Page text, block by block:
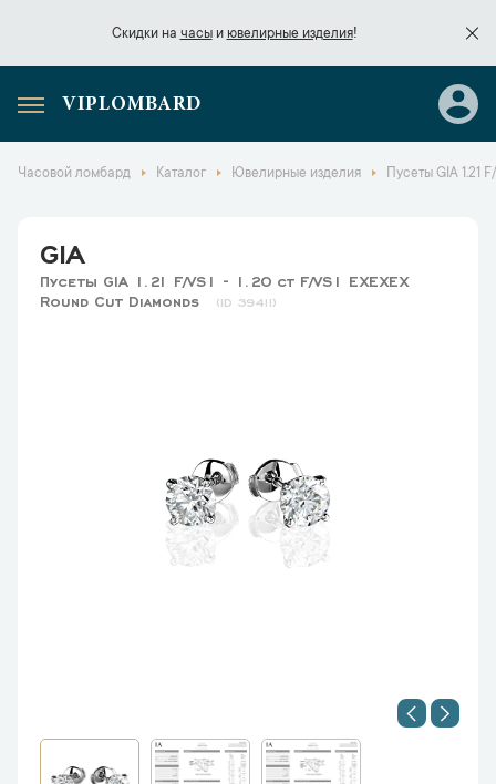
Скидки на часыи ювелирные изделия!
Скидки начасы
VIPLOMBARD
Часовой ломбард Каталог Ювелирные изделия Пусеты GIA 1.21
GIA
Пусеты GIA 1.21 F/VS1 - 1.20 ct F/VS1 EXEXEX
Round Cut Diamonds
39411